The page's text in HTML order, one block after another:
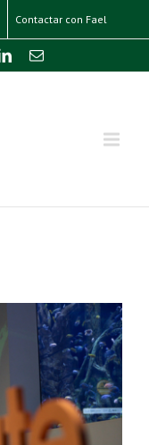
Contactar con Fael